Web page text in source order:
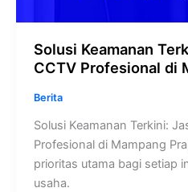
Solusi Keamanan
CCTV Profesional di
Berita
Solusi Keamanan Terkini:
Profesional di Mampang
prioritas utama bagi setiap
usaha.